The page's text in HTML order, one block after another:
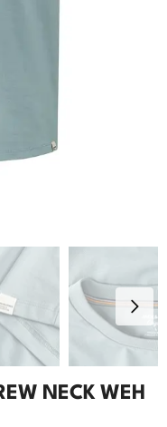
NECK WEH